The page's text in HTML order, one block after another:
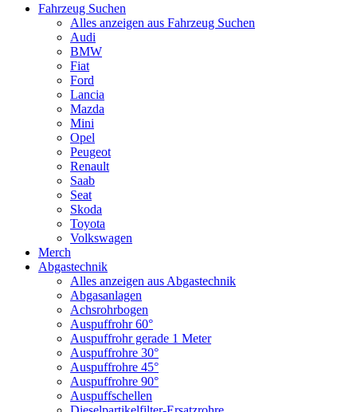
Fahrzeug Suchen
Alles anzeigen aus Fahrzeug Suchen
Audi
BMW
Fiat
Ford
Lancia
Mazda
Mini
Opel
Peugeot
Renault
Saab
Seat
Skoda
Toyota
Volkswagen
Merch
Abgastechnik
Alles anzeigen aus Abgastechnik
Abgasanlagen
Achsrohrbogen
Auspuffrohr 60°
Auspuffrohr gerade 1 Meter
Auspuffrohre 30°
Auspuffrohre 45°
Auspuffrohre 90°
Auspuffschellen